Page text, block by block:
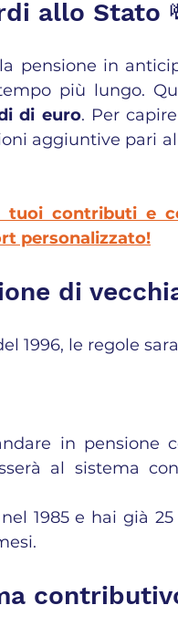
allo Stato
pensione in
più lungo.
di euro. Per
aggiuntive pari
tuoi contributi e
personalizzato!
di
1996, le regole
in pensione
al sistema
1985 e hai già